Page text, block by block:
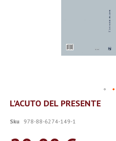
Vai
all'inizio
galleria
L'ACUTO DEL PRESENTE
Sku 978-88-6274-149-1